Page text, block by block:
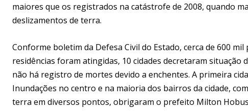
maiores que os registrados na catástrofe de 2008, quando
deslizamentos de terra.
Conforme boletim da Defesa Civil do Estado, cerca de 600
residências foram atingidas, 10 cidades decretaram situação
não há registro de mortes devido a enchentes. A primeira
Inundações no centro e na maioria dos bairros da cidade,
terra em diversos pontos, obrigaram o prefeito Milton